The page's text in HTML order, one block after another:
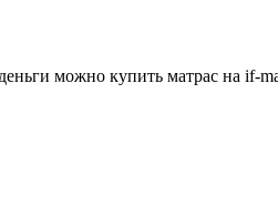
можно купить матрас на if-